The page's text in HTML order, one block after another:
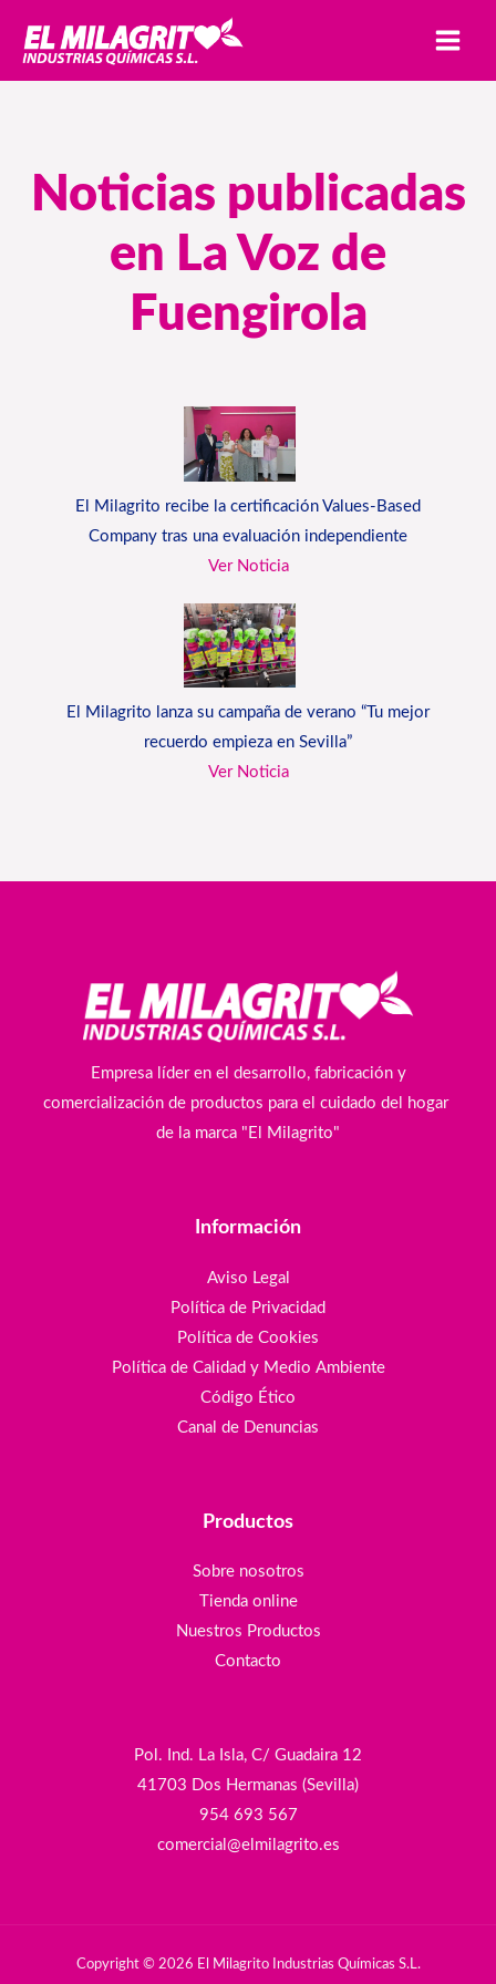
Noticias publicadas
en La Voz de
Fuengirola
El Milagrito recibe la certificación Values-Based
Company tras una evaluación independiente
Ver Noticia
El Milagrito lanza su campaña de verano “Tu mejor
recuerdo empieza en Sevilla”
Ver Noticia
Empresa líder en el desarrollo, fabricación y
comercialización de productos para el cuidado del hogar
de la marca "El Milagrito"
Información
Aviso Legal
Política de Privacidad
Política de Cookies
Política de Calidad y Medio Ambiente
Código Ético
Canal de Denuncias
Productos
Sobre nosotros
Tienda online
Nuestros Productos
Contacto
Pol. Ind. La Isla, C/ Guadaira 12
41703 Dos Hermanas (Sevilla)
954 693 567
comercial@elmilagrito.es
Copyright © 2026 El Milagrito Industrias Químicas S.L.